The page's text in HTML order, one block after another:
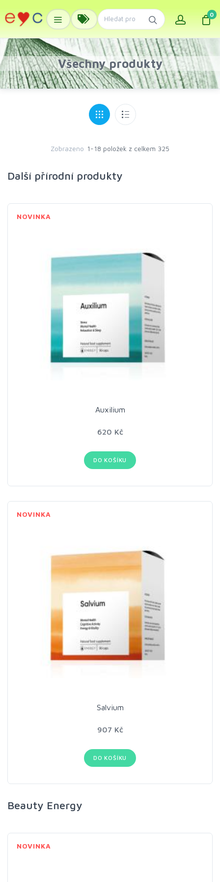
0
Všechny produkty
Zobrazeno 1-18 položek z celkem 325
Další přírodní produkty
NOVINKA
Auxilium
620 Kč
DO KOŠÍKU
NOVINKA
Salvium
907 Kč
DO KOŠÍKU
Beauty Energy
NOVINKA